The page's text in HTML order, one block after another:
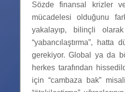
Sözde finansal krizler
mücadelesi olduğunu
yakalayıp, bilinçli
“yabancılaştırma”,
gerekiyor. Global ya da
herkes tarafından
için “cambaza bak”